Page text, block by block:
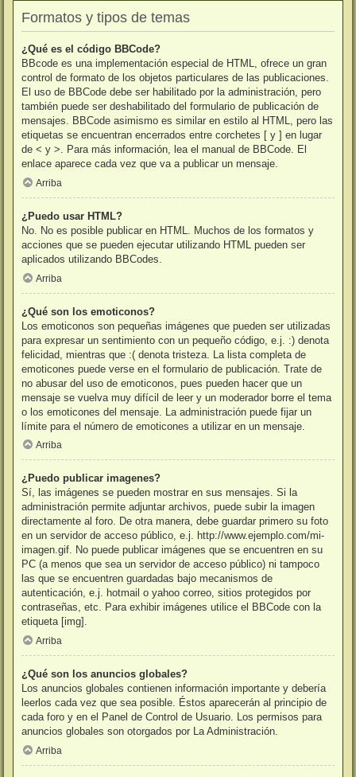
Formatos y tipos de temas
¿Qué es el código BBCode?
BBcode es una implementación especial de HTML, ofrece un gran
control de formato de los objetos particulares de las publicaciones.
El uso de BBCode debe ser habilitado por la administración, pero
también puede ser deshabilitado del formulario de publicación de
mensajes. BBCode asimismo es similar en estilo al HTML, pero las
etiquetas se encuentran encerrados entre corchetes [ y ] en lugar
de < y >. Para más información, lea el manual de BBCode. El
enlace aparece cada vez que va a publicar un mensaje.
Arriba
¿Puedo usar HTML?
No. No es posible publicar en HTML. Muchos de los formatos y
acciones que se pueden ejecutar utilizando HTML pueden ser
aplicados utilizando BBCodes.
Arriba
¿Qué son los emoticonos?
Los emoticonos son pequeñas imágenes que pueden ser utilizadas
para expresar un sentimiento con un pequeño código, e.j. :) denota
felicidad, mientras que :( denota tristeza. La lista completa de
emoticones puede verse en el formulario de publicación. Trate de
no abusar del uso de emoticonos, pues pueden hacer que un
mensaje se vuelva muy difícil de leer y un moderador borre el tema
o los emoticones del mensaje. La administración puede fijar un
límite para el número de emoticones a utilizar en un mensaje.
Arriba
¿Puedo publicar imagenes?
Sí, las imágenes se pueden mostrar en sus mensajes. Si la
administración permite adjuntar archivos, puede subir la imagen
directamente al foro. De otra manera, debe guardar primero su foto
en un servidor de acceso público, e.j. http://www.ejemplo.com/mi-
imagen.gif. No puede publicar imágenes que se encuentren en su
PC (a menos que sea un servidor de acceso público) ni tampoco
las que se encuentren guardadas bajo mecanismos de
autenticación, e.j. hotmail o yahoo correo, sitios protegidos por
contraseñas, etc. Para exhibir imágenes utilice el BBCode con la
etiqueta [img].
Arriba
¿Qué son los anuncios globales?
Los anuncios globales contienen información importante y debería
leerlos cada vez que sea posible. Éstos aparecerán al principio de
cada foro y en el Panel de Control de Usuario. Los permisos para
anuncios globales son otorgados por La Administración.
Arriba